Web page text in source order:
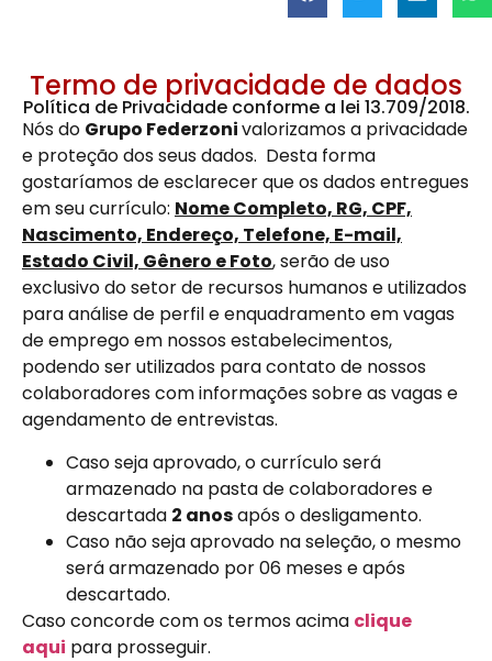
Termo de privacidade de dados
Política de Privacidade conforme a lei 13.709/2018.
Nós do Grupo Federzonivalorizamos a privacidade
e proteção dos seus dados. Desta forma
gostaríamos de esclarecer que os dados entregues
em seu currículo: Nome Completo, RG, CPF,
Nascimento, Endereço, Telefone, E-mail,
Estado Civil, Gênero e Foto, serão de uso
exclusivo do setor de recursos humanos e utilizados
para análise de perfil e enquadramento em vagas
de emprego em nossos estabelecimentos,
podendo ser utilizados para contato de nossos
colaboradores com informações sobre as vagas e
agendamento de entrevistas.
Caso seja aprovado, o currículo será
armazenado na pasta de colaboradores e
descartada 2 anosapós o desligamento.
Caso não seja aprovado na seleção, o mesmo
será armazenado por 06 meses e após
descartado.
Caso concorde com os termos acima clique
aqui para prosseguir.